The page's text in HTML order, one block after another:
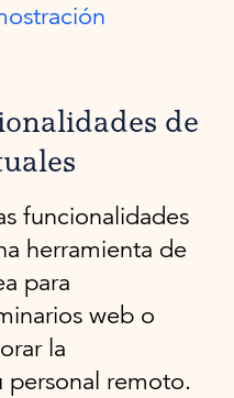
de
funcionalidades
herramienta de
para
web o
la
personal remoto.